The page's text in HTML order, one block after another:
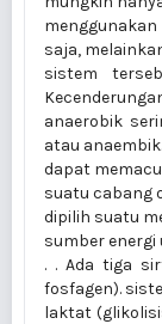
saja,
sistem
anaerobik
atau
dapat
suatu cabang
dipilih suatu
sumber
. . Ada tiga
fosfagen).
laktat